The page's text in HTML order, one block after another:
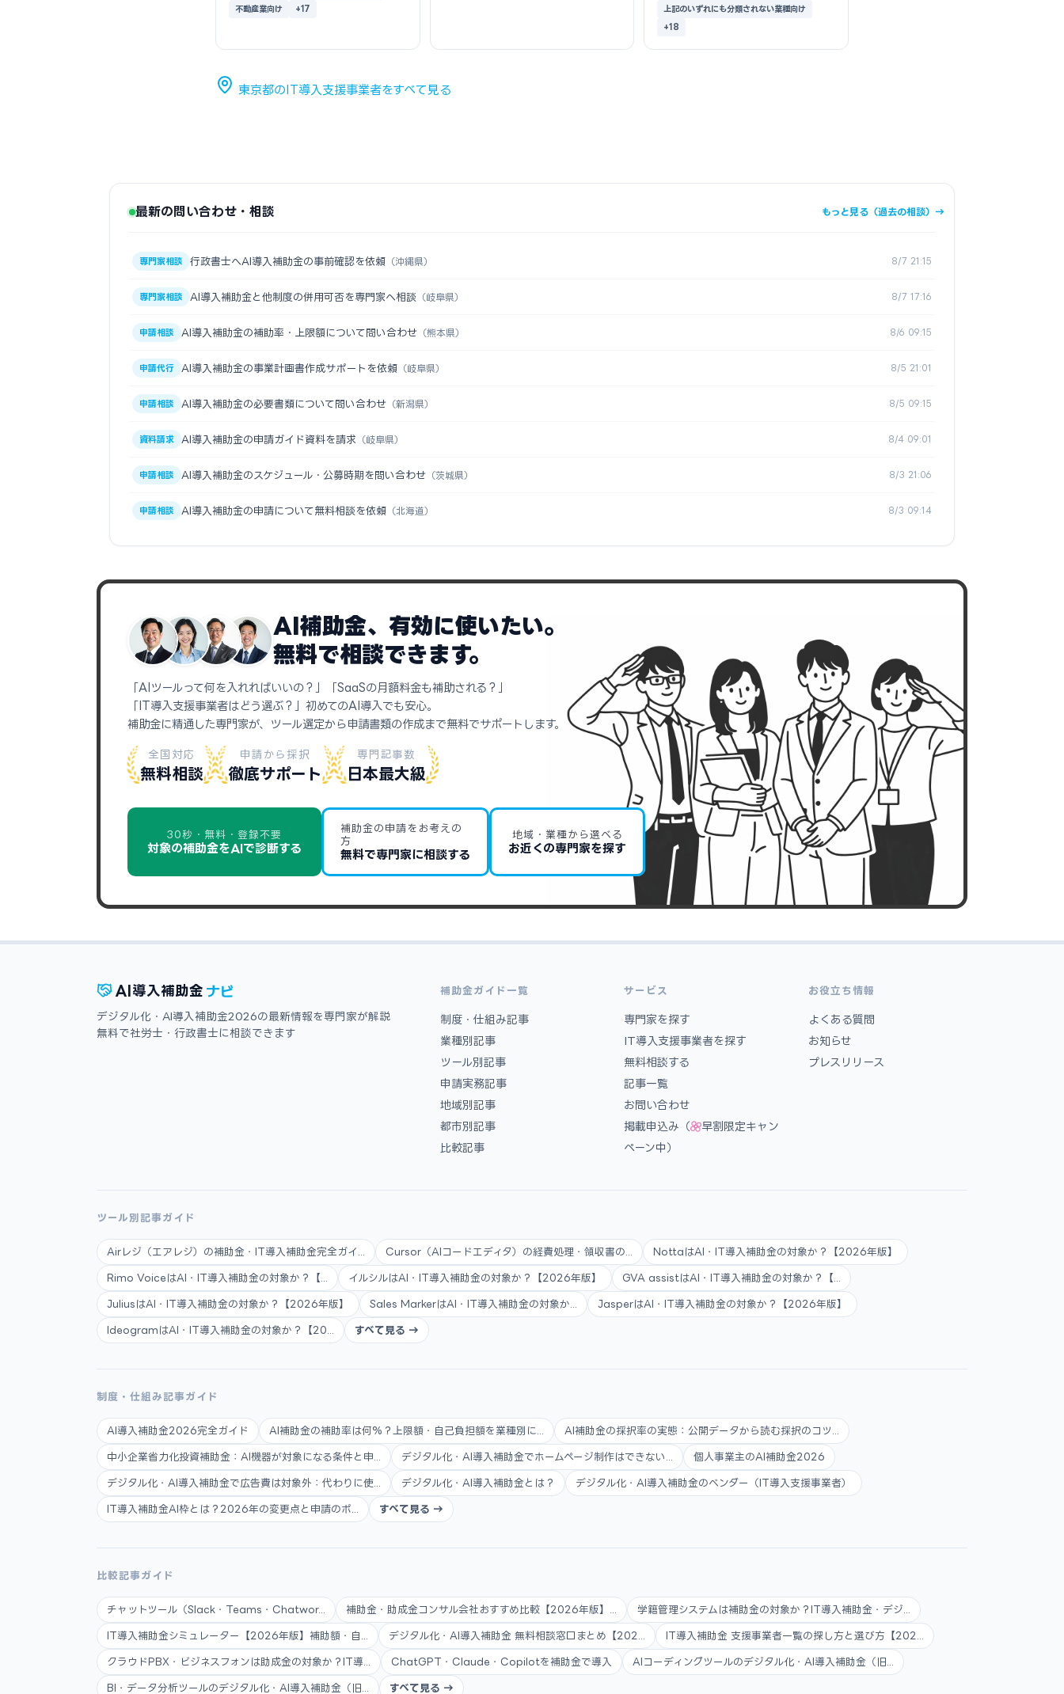
不動産業向け
+17
上記のいずれにも分類されない業種向け
+18
東京都のIT導入支援事業者をすべて見る
最新の問い合わせ・相談 もっと見る（過去の相談）→
専門家相談 行政書士へAI導入補助金の事前確認を依頼 （沖縄県） 8/7 21:15
専門家相談 AI導入補助金と他制度の併用可否を専門家へ相談 （岐阜県） 8/7 17:16
申請相談 AI導入補助金の補助率・上限額について問い合わせ （熊本県） 8/6 09:15
申請代行 AI導入補助金の事業計画書作成サポートを依頼 （岐阜県） 8/5 21:01
申請相談 AI導入補助金の必要書類について問い合わせ （新潟県） 8/5 09:15
資料請求 AI導入補助金の申請ガイド資料を請求 （岐阜県） 8/4 09:01
申請相談 AI導入補助金のスケジュール・公募時期を問い合わせ （茨城県） 8/3 21:06
申請相談 AI導入補助金の申請について無料相談を依頼 （北海道） 8/3 09:14
AI補助金、有効に使いたい。
無料で相談できます。
「AIツールって何を入れればいいの？」「SaaSの月額料金も補助される？」
「IT導入支援事業者はどう選ぶ？」初めてのAI導入でも安心。
補助金に精通した専門家が、ツール選定から申請書類の作成まで無料でサポートします。
全国対応
無料相談
申請から採択
徹底サポート
専門記事数
日本最大級
30秒・無料・登録不要
対象の補助金をAIで診断する
補助金の申請をお考えの
方
無料で専門家に相談する
地域・業種から選べる
お近くの専門家を探す
AI 導入補助金 ナビ
デジタル化・AI導入補助金2026の最新情報を専門家が解説
無料で社労士・行政書士に相談できます
補助金ガイド一覧
制度・仕組み記事
業種別記事
ツール別記事
申請実務記事
地域別記事
都市別記事
比較記事
サービス
専門家を探す
IT導入支援事業者を探す
無料相談する
記事一覧
お問い合わせ
掲載申込み（
早割限定キャン
ペーン中）
お役立ち情報
よくある質問
お知らせ
プレスリリース
ツール別記事ガイド
Airレジ（エアレジ）の補助金・IT導入補助金完全ガイ... Cursor（AIコードエディタ）の経費処理・領収書の... NottaはAI・IT導入補助金の対象か？【2026年版】
Rimo VoiceはAI・IT導入補助金の対象か？【... イルシルはAI・IT導入補助金の対象か？【2026年版】 GVA assistはAI・IT導入補助金の対象か？【...
JuliusはAI・IT導入補助金の対象か？【2026年版】 Sales MarkerはAI・IT導入補助金の対象か... JasperはAI・IT導入補助金の対象か？【2026年版】
IdeogramはAI・IT導入補助金の対象か？【20... すべて見る →
制度・仕組み記事ガイド
AI導入補助金2026完全ガイド AI補助金の補助率は何%？上限額・自己負担額を業種別に... AI補助金の採択率の実態：公開データから読む採択のコツ...
中小企業省力化投資補助金：AI機器が対象になる条件と申... デジタル化・AI導入補助金でホームページ制作はできない... 個人事業主のAI補助金2026
デジタル化・AI導入補助金で広告費は対象外：代わりに使... デジタル化・AI導入補助金とは？ デジタル化・AI導入補助金のベンダー（IT導入支援事業者）
IT導入補助金AI枠とは？2026年の変更点と申請のポ... すべて見る →
比較記事ガイド
チャットツール（Slack・Teams・Chatwor... 補助金・助成金コンサル会社おすすめ比較【2026年版】... 学籍管理システムは補助金の対象か？IT導入補助金・デジ...
IT導入補助金シミュレーター【2026年版】補助額・自... デジタル化・AI導入補助金 無料相談窓口まとめ【202... IT導入補助金 支援事業者一覧の探し方と選び方【202...
クラウドPBX・ビジネスフォンは助成金の対象か？IT導... ChatGPT・Claude・Copilotを補助金で導入 AIコーディングツールのデジタル化・AI導入補助金（旧...
BI・データ分析ツールのデジタル化・AI導入補助金（旧... すべて見る →